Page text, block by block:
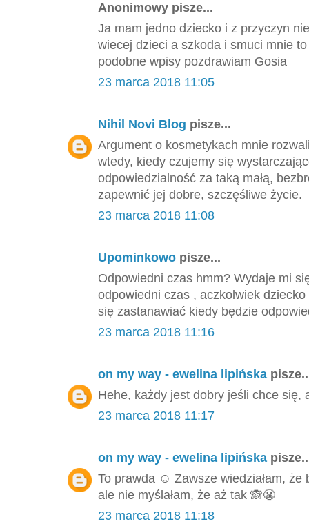
Anonimowy pisze...
Ja mam jedno dziecko i z przyczyn
wiecej dzieci a szkoda i smuci mnie
podobne wpisy pozdrawiam Gosia
23 marca 2018 11:05
Nihil Novi Blog pisze...
Argument o kosmetykach mnie
wtedy, kiedy czujemy się
odpowiedzialność za taką małą,
zapewnić jej dobre, szczęśliwe życie.
23 marca 2018 11:08
Upominkowo pisze...
Odpowiedni czas hmm? Wydaje mi
odpowiedni czas , aczkolwiek
się zastanawiać kiedy będzie
23 marca 2018 11:16
on my way - ewelina lipińska
Hehe, każdy jest dobry jeśli chce się,
23 marca 2018 11:17
on my way - ewelina lipińska
To prawda ☺️ Zawsze wiedziałam,
ale nie myślałam, że aż tak 🙈😬
23 marca 2018 11:18